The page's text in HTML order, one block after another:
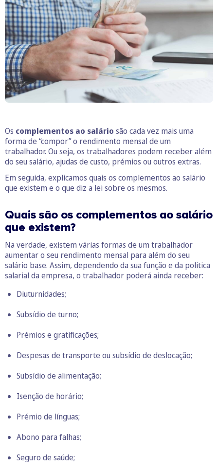
Os complementos ao salário são cada vez mais uma
forma de “compor” o rendimento mensal de um
trabalhador. Ou seja, os trabalhadores podem receber além
do seu salário, ajudas de custo, prémios ou outros extras.
Em seguida, explicamos quais os complementos ao salário
que existem e o que diz a lei sobre os mesmos.
Quais são os complementos ao salário
que existem?
Na verdade, existem várias formas de um trabalhador
aumentar o seu rendimento mensal para além do seu
salário base. Assim, dependendo da sua função e da politica
salarial da empresa, o trabalhador poderá ainda receber:
Diuturnidades;
Subsídio de turno;
Prémios e gratificações;
Despesas de transporte ou subsídio de deslocação;
Subsídio de alimentação;
Isenção de horário;
Prémio de línguas;
Abono para falhas;
Seguro de saúde;